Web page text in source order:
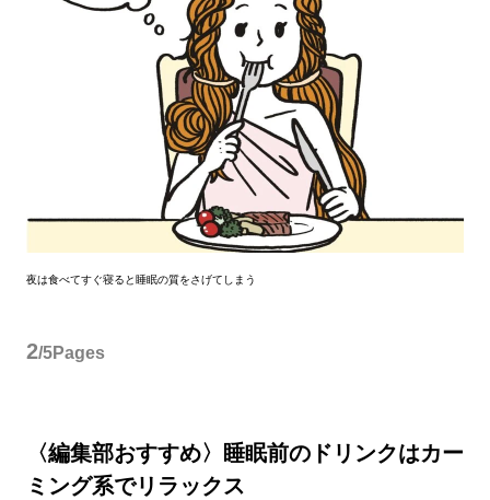
夜は食べてすぐ寝ると睡眠の質をさげてしまう
2/5Pages
〈編集部おすすめ〉睡眠前のドリンクはカー
ミング系でリラックス